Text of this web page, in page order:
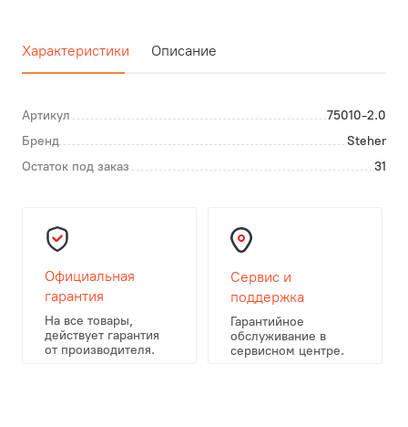
Характеристики Описание
Артикул
75010-2.0
Бренд
Steher
Остаток под заказ
31
Официальная
гарантия
На все товары,
действует гарантия
от производителя.
Сервис и
поддержка
Гарантийное
обслуживание в
сервисном центре.